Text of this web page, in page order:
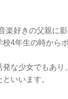
楽好きの父親に
4年生の時から
な少女でもあ
いいます。